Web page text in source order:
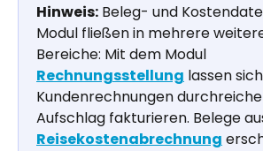
Hinweis: Beleg- und
Modul fließen in mehrere
Bereiche: Mit dem Modul
Rechnungsstellung lassen
Kundenrechnungen
Aufschlag fakturieren. Belege
Reisekostenabrechnung